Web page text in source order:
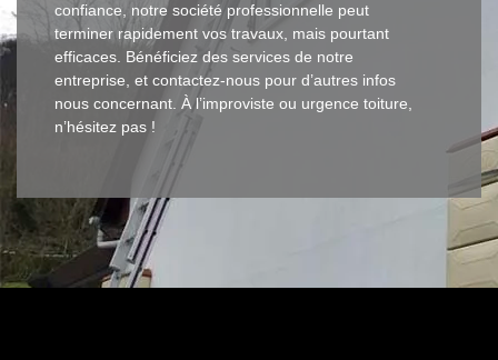
confiance, notre société professionnelle peut
terminer rapidement vos travaux, mais pourtant
efficaces. Bénéficiez des services de notre
entreprise, et contactez-nous pour d’autres infos
nous concernant. À l’improviste ou urgence toiture,
n’hésitez pas !